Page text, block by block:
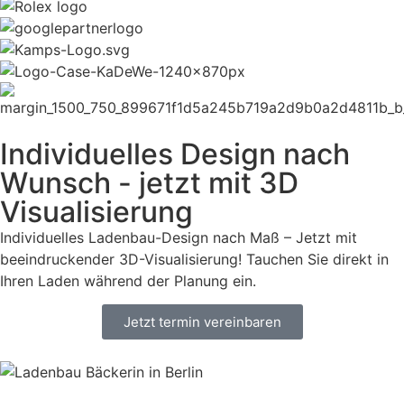
Individuelles Design nach
Wunsch - jetzt mit 3D
Visualisierung
Individuelles Ladenbau-Design nach Maß – Jetzt mit
beeindruckender 3D-Visualisierung! Tauchen Sie direkt in
Ihren Laden während der Planung ein.
Jetzt termin vereinbaren